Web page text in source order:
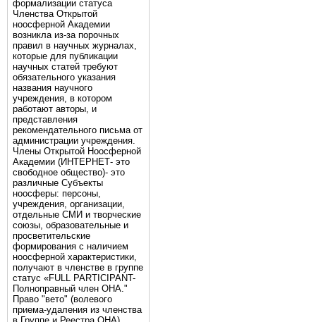
формализации статуса
Членства Открытой
ноосферной Академии
возникла из-за порочных
правил в научных журналах,
которые для публикации
научных статей требуют
обязательного указания
названия научного
учреждения, в котором
работают авторы, и
представления
рекомендательного письма от
администрации учреждения.
Члены Открытой Ноосферной
Академии (ИНТЕРНЕТ- это
свободное общество)- это
различные Субъекты
ноосферы: персоны,
учреждения, организации,
отдельные СМИ и творческие
союзы, образовательные и
просветительские
формирования с наличием
ноосферной характеристики,
получают в членстве в группе
статус «FULL PARTICIPANT-
Полноправный член ОНА."
Право "вето" (волевого
приема-удаления из членства